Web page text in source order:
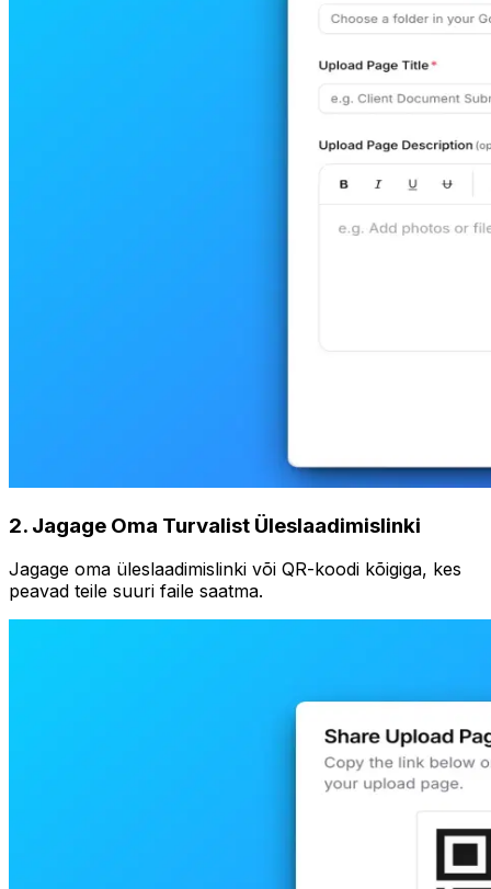
2. Jagage Oma Turvalist Üleslaadimislinki
Jagage oma üleslaadimislinki või QR-koodi kõigiga, kes
peavad teile suuri faile saatma.